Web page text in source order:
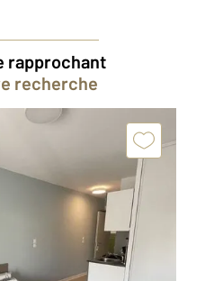
rapprochant
recherche